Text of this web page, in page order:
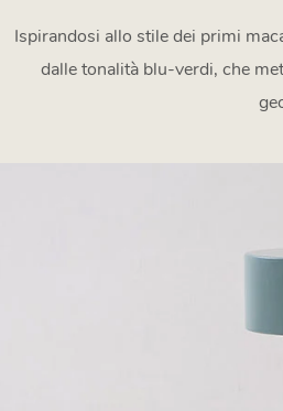
Ispirandosi allo stile dei primi
dalle tonalità blu-verdi, che